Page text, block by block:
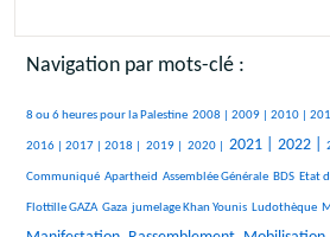
Navigation par mots-clé :
401/2431
8 ou 6 heures pour la Palestine
212/2431 2008 |
156/2431 2009 |
287/2431 2010 |
301/2431
371/2431
98/2431
414/2431
105/2431
391/2431
2016 |
515/2431
2017 |
143/2431 2018 |
103/2431 2019 |
75/2431 2020 |
849/2431 2021 |
920/2431 2022 |
374/2431
850/2431
493/2431
Communiqué
28/2431 Apartheid
30/2431 Assemblée Générale
211/2431 BDS
49/2431 Etat
1358/2431
36/2431
Flottille GAZA
314/2431 Gaza
193/2431 jumelage Khan Younis
259/2431 Ludothèque
10/2431
938/2431